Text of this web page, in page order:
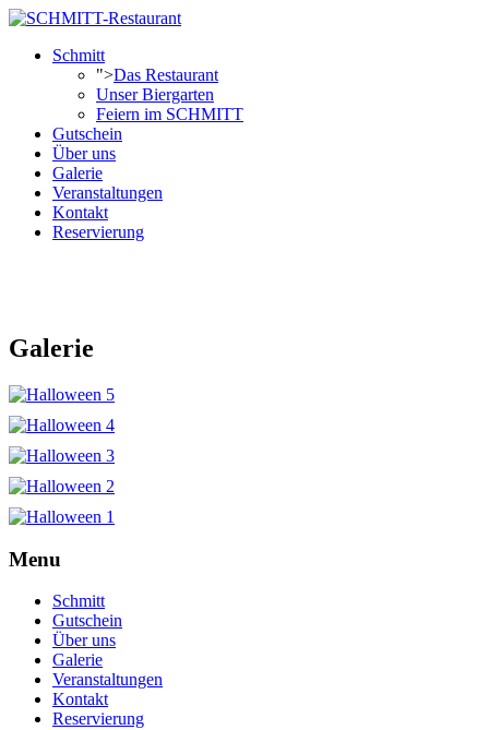
Schmitt
">Das Restaurant
Unser Biergarten
Feiern im SCHMITT
Gutschein
Über uns
Galerie
Veranstaltungen
Kontakt
Reservierung
Galerie
Menu
Schmitt
Gutschein
Über uns
Galerie
Veranstaltungen
Kontakt
Reservierung